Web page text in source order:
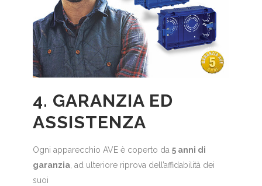
4. GARANZIA ED
ASSISTENZA
Ogni apparecchio AVE è coperto da 5 anni di
garanzia, ad ulteriore riprova dell’affidabilità dei
suoi